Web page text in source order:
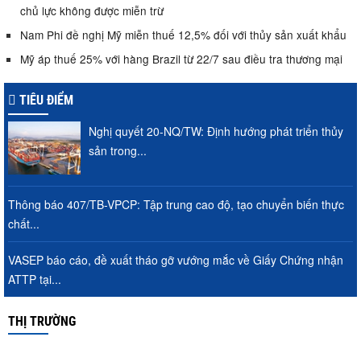
chủ lực không được miễn trừ
Nam Phi đề nghị Mỹ miễn thuế 12,5% đối với thủy sản xuất khẩu
Mỹ áp thuế 25% với hàng Brazil từ 22/7 sau điều tra thương mại
TIÊU ĐIỂM
Nghị quyết 20-NQ/TW: Định hướng phát triển thủy
sản trong...
Thông báo 407/TB-VPCP: Tập trung cao độ, tạo chuyển biến thực
chất...
VASEP báo cáo, đề xuất tháo gỡ vướng mắc về Giấy Chứng nhận
ATTP tại...
THỊ TRƯỜNG